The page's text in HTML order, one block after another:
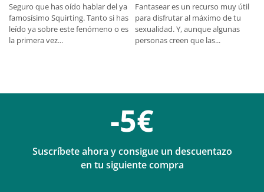
Seguro que has oído hablar del ya
famosísimo Squirting. Tanto si has
leído ya sobre este fenómeno o es
la primera vez...
Fantasear es un recurso muy útil
para disfrutar al máximo de tu
sexualidad. Y, aunque algunas
personas creen que las...
-5€
Suscríbete ahora y consigue un descuentazo
en tu siguiente compra